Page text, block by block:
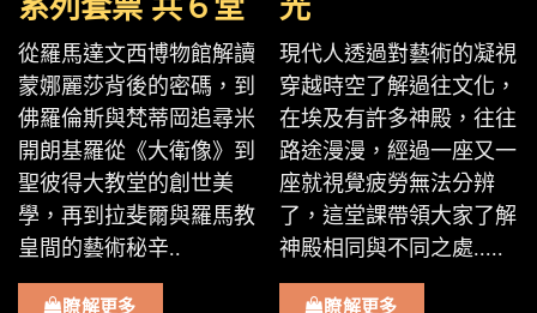
系列套票 共６堂
從羅馬達文西博物館解讀
蒙娜麗莎背後的密碼，到
佛羅倫斯與梵蒂岡追尋米
開朗基羅從《大衛像》到
聖彼得大教堂的創世美
學，再到拉斐爾與羅馬教
皇間的藝術秘辛..
瞭解更多
光
現代人透過對藝術的凝視
穿越時空了解過往文化，
在埃及有許多神殿，往往
路途漫漫，經過一座又一
座就視覺疲勞無法分辨
了，這堂課帶領大家了解
神殿相同與不同之處.....
瞭解更多